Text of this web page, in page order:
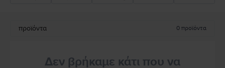
προϊόντα 0 προϊόντα
Δεν βρήκαμε κάτι που να